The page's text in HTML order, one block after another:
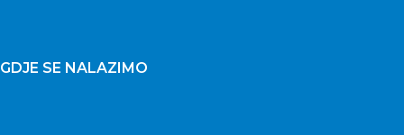
GDJE SE NALAZIMO